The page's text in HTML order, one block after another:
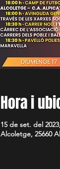
Hora i
15 de set. del
Alcoletge, 25660